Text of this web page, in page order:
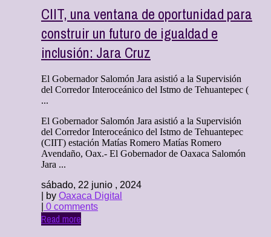
CIIT, una ventana de oportunidad para
construir un futuro de igualdad e
inclusión: Jara Cruz
El Gobernador Salomón Jara asistió a la Supervisión
del Corredor Interoceánico del Istmo de Tehuantepec (
...
El Gobernador Salomón Jara asistió a la Supervisión
del Corredor Interoceánico del Istmo de Tehuantepec
(CIIT) estación Matías Romero Matías Romero
Avendaño, Oax.- El Gobernador de Oaxaca Salomón
Jara ...
sábado, 22 junio , 2024
| by Oaxaca Digital
0 comments
Read more